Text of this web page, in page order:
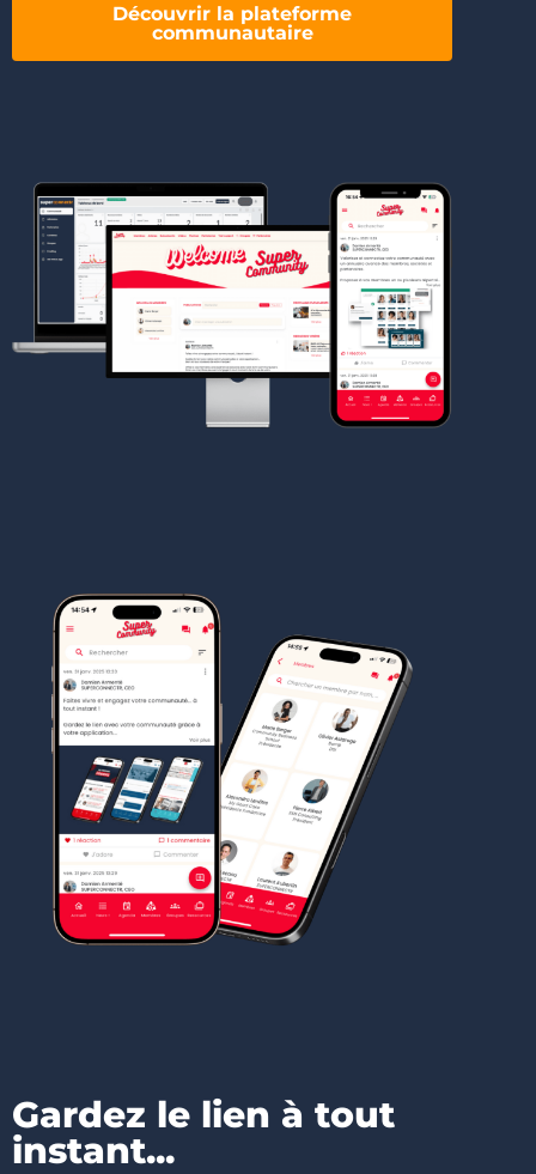
Découvrir la plateforme
communautaire
Gardez le lien à tout
instant...